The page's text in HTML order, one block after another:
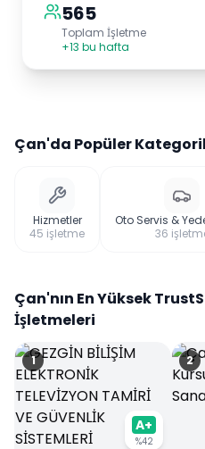
565
Toplam İşletme
+13 bu hafta
Çan'da Popüler
Hizmetler
45 işletme
Oto Servis &
36
Çan'nın En Yüksek
İşletmeleri
1
A+
%42
2